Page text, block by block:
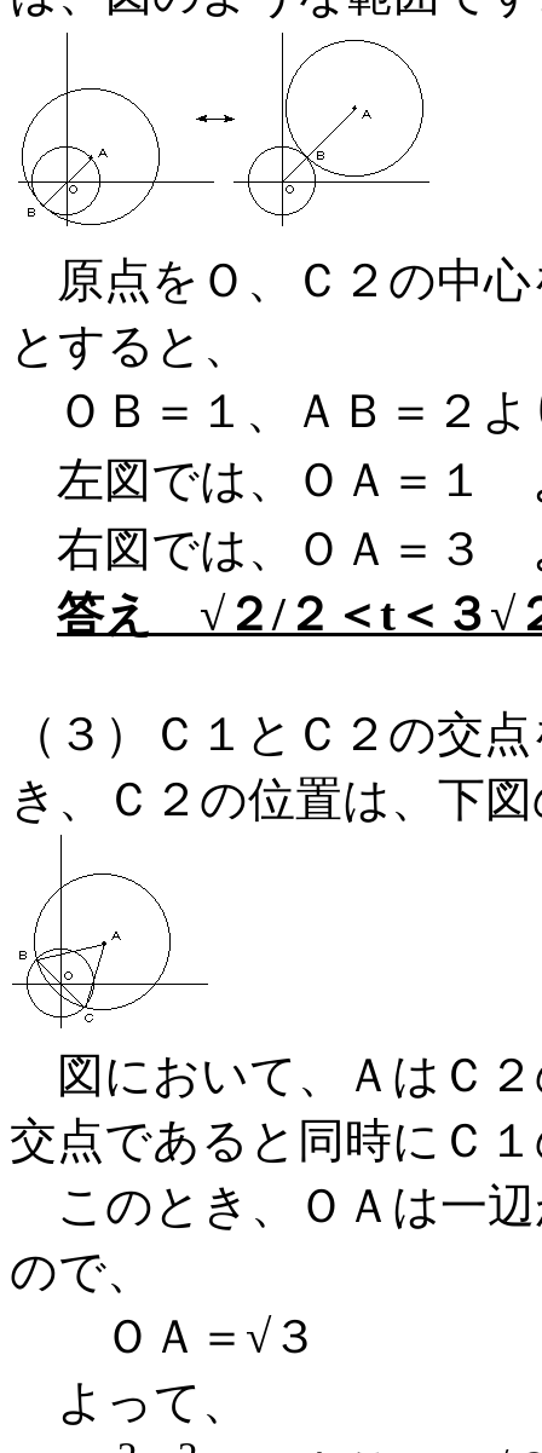
原点をＯ、Ｃ２の中心
とすると、
ＯＢ＝１、ＡＢ＝２よ
左図では、ＯＡ＝１
右図では、ＯＡ＝３
答え √２/２＜t＜３√
（３）Ｃ１とＣ２の交
き、Ｃ２の位置は、下
図において、ＡはＣ
交点であると同時にＣ
このとき、ＯＡは一
ので、
ＯＡ＝√３
よって、